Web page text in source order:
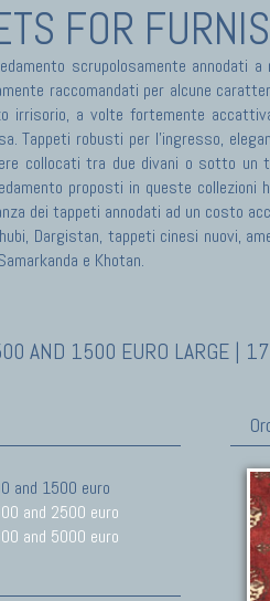
FOR
scrupolosamente annodati
raccomandati per alcune
irrisorio, a volte fortemente
Tappeti robusti per l'ingresso,
collocati tra due divani o sotto un
proposti in queste collezioni
dei tappeti annodati ad un costo
Dargistan, tappeti cinesi nuovi,
e Khotan.
AND 1500 EURO LARGE |
and 1500 euro
and 2500 euro
and 5000 euro